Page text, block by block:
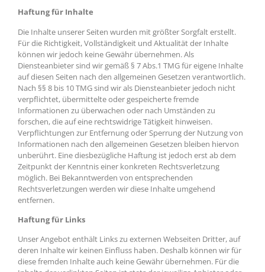
Haftung für Inhalte
Die Inhalte unserer Seiten wurden mit größter Sorgfalt erstellt.
Für die Richtigkeit, Vollständigkeit und Aktualität der Inhalte
können wir jedoch keine Gewähr übernehmen. Als
Diensteanbieter sind wir gemäß § 7 Abs.1 TMG für eigene Inhalte
auf diesen Seiten nach den allgemeinen Gesetzen verantwortlich.
Nach §§ 8 bis 10 TMG sind wir als Diensteanbieter jedoch nicht
verpflichtet, übermittelte oder gespeicherte fremde
Informationen zu überwachen oder nach Umständen zu
forschen, die auf eine rechtswidrige Tätigkeit hinweisen.
Verpflichtungen zur Entfernung oder Sperrung der Nutzung von
Informationen nach den allgemeinen Gesetzen bleiben hiervon
unberührt. Eine diesbezügliche Haftung ist jedoch erst ab dem
Zeitpunkt der Kenntnis einer konkreten Rechtsverletzung
möglich. Bei Bekanntwerden von entsprechenden
Rechtsverletzungen werden wir diese Inhalte umgehend
entfernen.
Haftung für Links
Unser Angebot enthält Links zu externen Webseiten Dritter, auf
deren Inhalte wir keinen Einfluss haben. Deshalb können wir für
diese fremden Inhalte auch keine Gewähr übernehmen. Für die